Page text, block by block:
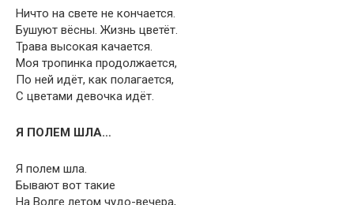
Ничто на свете не кончается.
Бушуют вёсны. Жизнь цветёт.
Трава высокая качается.
Моя тропинка продолжается,
По ней идёт, как полагается,
С цветами девочка идёт.
Я ПОЛЕМ ШЛА…
Я полем шла.
Бывают вот такие